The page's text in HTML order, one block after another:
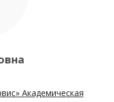
Академическая